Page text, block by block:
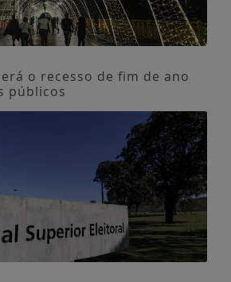
o recesso de fim de ano
públicos